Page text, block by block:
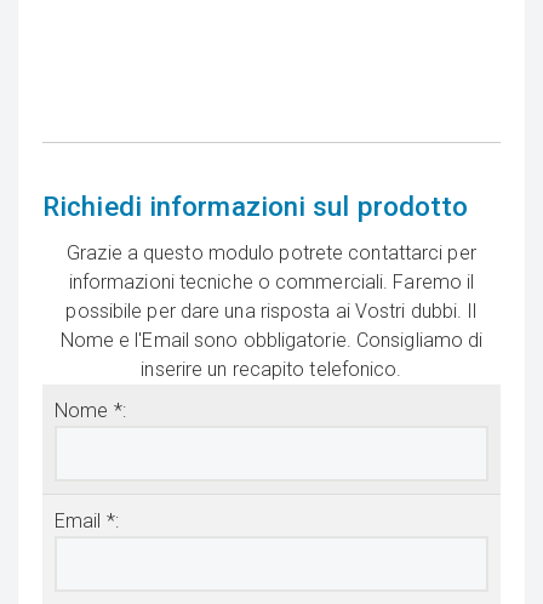
Richiedi informazioni sul prodotto
Grazie a questo modulo potrete contattarci per
informazioni tecniche o commerciali. Faremo il
possibile per dare una risposta ai Vostri dubbi. Il
Nome e l'Email sono obbligatorie. Consigliamo di
inserire un recapito telefonico.
Nome *:
Email *: